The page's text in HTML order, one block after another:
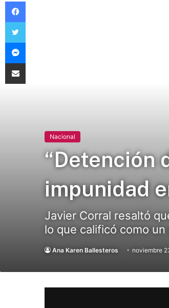
Nacional
“Detención
impunidad
Javier Corral resaltó
lo que calificó como un
Ana Karen Ballesteros noviembre
Twitter
Messenger
Compartir vía Email